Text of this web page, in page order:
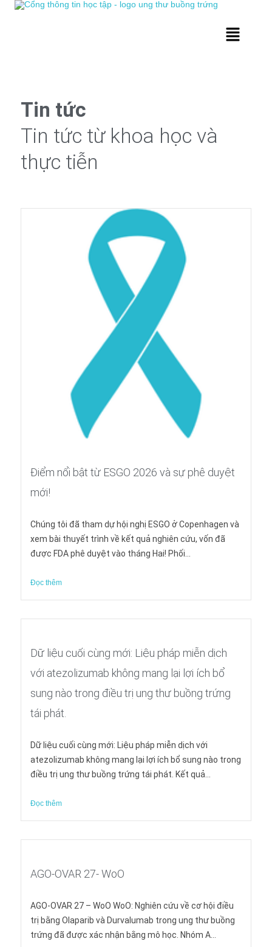
Tin tức
Tin tức từ khoa học và
thực tiễn
Điểm nổi bật từ ESGO 2026 và sự phê duyệt
mới!
Chúng tôi đã tham dự hội nghị ESGO ở Copenhagen và
xem bài thuyết trình về kết quả nghiên cứu, vốn đã
được FDA phê duyệt vào tháng Hai! Phối...
Đọc thêm
Dữ liệu cuối cùng mới: Liệu pháp miễn dịch
với atezolizumab không mang lại lợi ích bổ
sung nào trong điều trị ung thư buồng trứng
tái phát.
Dữ liệu cuối cùng mới: Liệu pháp miễn dịch với
atezolizumab không mang lại lợi ích bổ sung nào trong
điều trị ung thư buồng trứng tái phát. Kết quả...
Đọc thêm
AGO-OVAR 27- WoO
AGO-OVAR 27 – WoO WoO: Nghiên cứu về cơ hội điều
trị bằng Olaparib và Durvalumab trong ung thư buồng
trứng đã được xác nhận bằng mô học. Nhóm A...